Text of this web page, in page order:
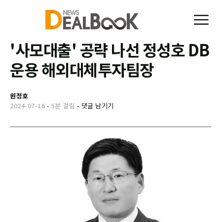
'사모대출' 공략 나선 정성호 DB
운용 해외대체투자팀장
원정호
2024-07-16 - 5분 걸림 - 댓글 남기기